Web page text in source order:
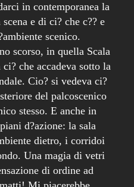
in contemporanea la
e di ci? che c?? e
scenico.
scorso, in quella Scala
che accadeva sotto la
Cio? si vedeva ci?
del palcoscenico
stesso. E anche in
d?azione: la sala
dietro, i corridoi
Una magia di vetri
di ordine ad